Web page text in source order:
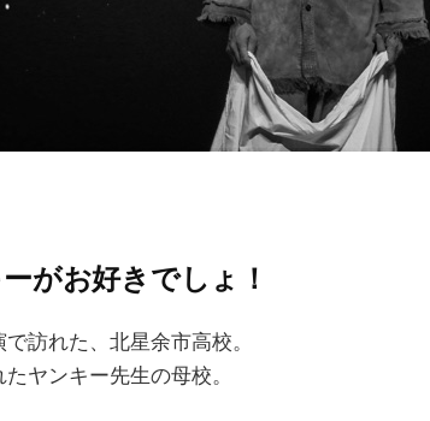
がお好きでしょ！
訪れた、北星余市高校。
ヤンキー先生の母校。